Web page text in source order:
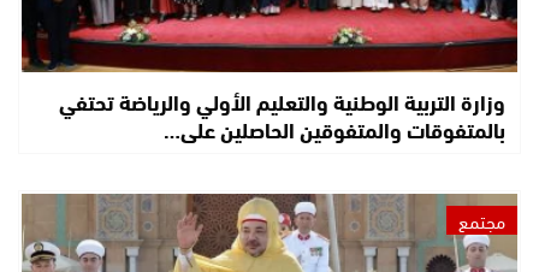
وزارة التربية الوطنية والتعليم الأولي والرياضة تحتفي
بالمتفوقات والمتفوقين الحاصلين على…
مجتمع